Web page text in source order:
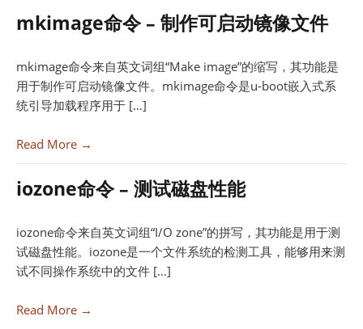
mkimage命令 – 制作可启动镜像文件
mkimage命令来自英文词组“Make image”的缩写，其功能是
用于制作可启动镜像文件。mkimage命令是u-boot嵌入式系
统引导加载程序用于 […]
Read More →
iozone命令 – 测试磁盘性能
iozone命令来自英文词组“I/O zone”的拼写，其功能是用于测
试磁盘性能。iozone是一个文件系统的检测工具，能够用来测
试不同操作系统中的文件 […]
Read More →